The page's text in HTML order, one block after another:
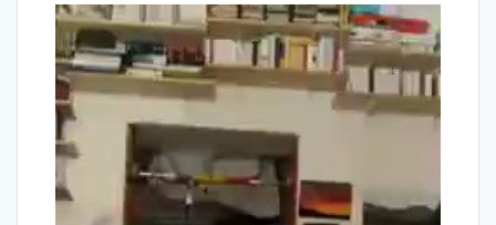
Lecteur
vidéo